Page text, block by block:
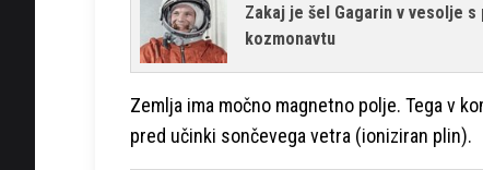
Zakaj je šel Gagarin v vesolje
kozmonavtu
Zemlja ima močno magnetno polje. Tega v
pred učinki sončevega vetra (ioniziran plin).